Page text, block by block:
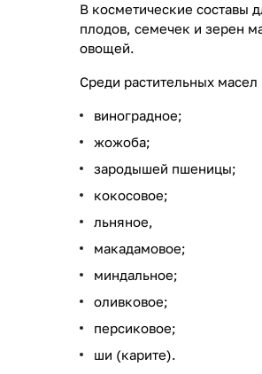
В косметические составы
плодов, семечек и зерен
овощей.
Среди растительных
виноградное;
жожоба;
зародышей пшеницы;
кокосовое;
льняное,
макадамовое;
миндальное;
оливковое;
персиковое;
ши (карите).